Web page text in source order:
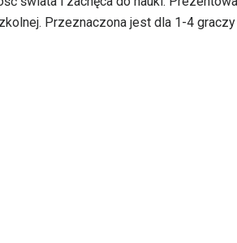
Przeznaczona jest dla 1-4